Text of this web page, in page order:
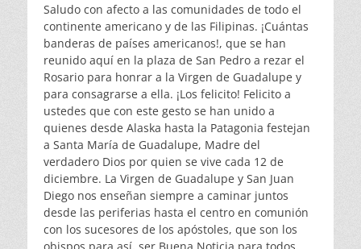
Saludo con afecto a las comunidades de todo el
continente americano y de las Filipinas. ¡Cuántas
banderas de países americanos!, que se han
reunido aquí en la plaza de San Pedro a rezar el
Rosario para honrar a la Virgen de Guadalupe y
para consagrarse a ella. ¡Los felicito! Felicito a
ustedes que con este gesto se han unido a
quienes desde Alaska hasta la Patagonia festejan
a Santa María de Guadalupe, Madre del
verdadero Dios por quien se vive cada 12 de
diciembre. La Virgen de Guadalupe y San Juan
Diego nos enseñan siempre a caminar juntos
desde las periferias hasta el centro en comunión
con los sucesores de los apóstoles, que son los
obispos para así, ser Buena Noticia para todos.